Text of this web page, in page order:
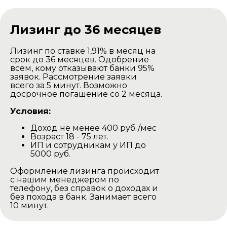
Лизинг до 36 месяцев
Лизинг по ставке 1,91% в месяц на
срок до 36 месяцев. Одобрение
всем, кому отказывают банки 95%
заявок. Рассмотрение заявки
всего за 5 минут. Возможно
досрочное погашение со 2 месяца.
Условия:
Доход не менее 400 руб./мес
Возраст 18 - 75 лет.
ИП и сотрудникам у ИП до
5000 руб.
Оформление лизинга происходит
с нашим менеджером по
телефону, без справок о доходах и
без похода в банк. Занимает всего
10 минут.
сборки
Баня доставляется в разобранном
виде на тентованной газеле.
Наша газель проезжаедет в любом
дачном участке.
Выгрузка производится своими
силами.
Минск и Минская область
Цена доставки -